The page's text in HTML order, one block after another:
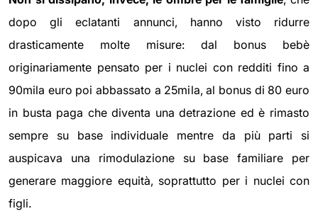
dopo gli eclatanti annunci, hanno visto ridurre
drasticamente molte misure: dal bonus bebè
originariamente pensato per i nuclei con redditi fino a
90mila euro poi abbassato a 25mila, al bonus di 80 euro
in busta paga che diventa una detrazione ed è rimasto
sempre su base individuale mentre da più parti si
auspicava una rimodulazione su base familiare per
generare maggiore equità, soprattutto per i nuclei con
figli.